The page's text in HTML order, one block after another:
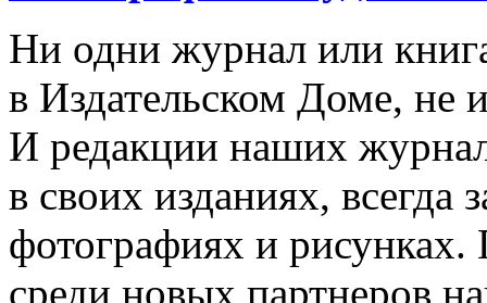
Ни одни журнал или
в Издательском Доме, не
И редакции наших
в своих изданиях, всегда
фотографиях и
среди новых партнеров